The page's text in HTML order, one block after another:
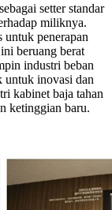
setter standar
miliknya.
penerapan
beruang berat
industri beban
untuk inovasi dan
kabinet baja tahan
ketinggian baru.